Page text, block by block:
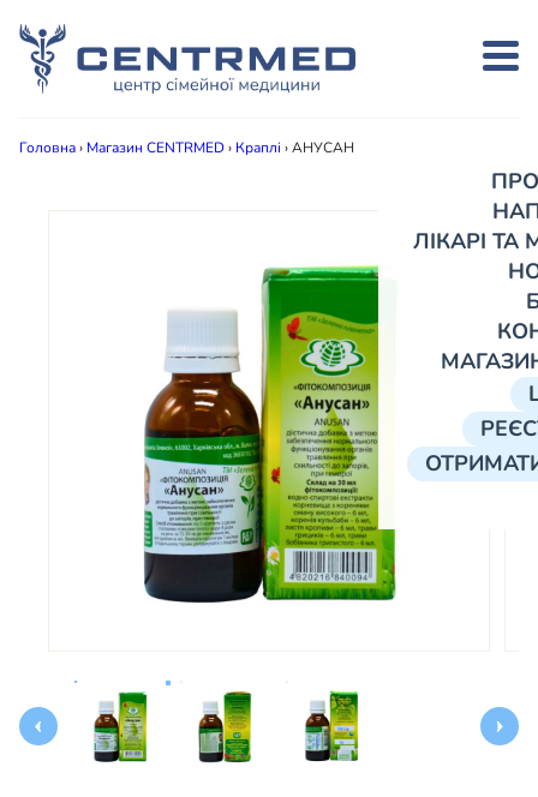
ЛІКАРІ
Головна› Магазин CENTRMED› Краплі ›АНУСАН